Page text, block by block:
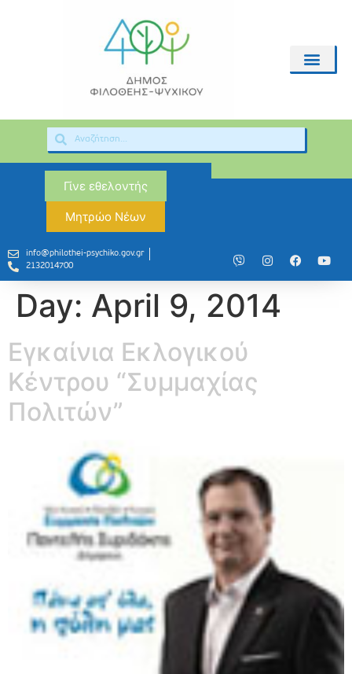
Γίνε εθελοντής
Μητρώο Νέων
info@philothei-psychiko.gov.gr
2132014700
Day: April 9, 2014
Εγκαίνια Εκλογικού
Κέντρου “Συμμαχίας
Πολιτών”